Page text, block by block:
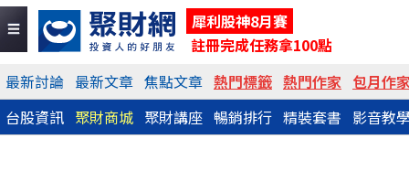
犀利股神8月賽
註冊完成任務拿100點
最新討論 最新文章 焦點文章 熱門標籤 熱門作家 包月作
台股資訊 聚財商城 聚財講座 暢銷排行 精裝套書 影音教